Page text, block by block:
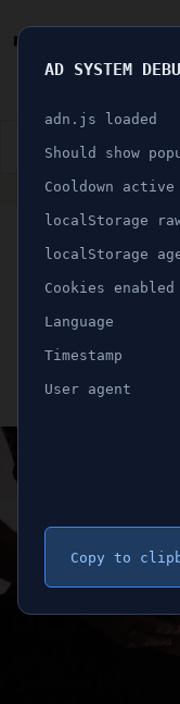
👮🏻‍♂️ BLÅLJUS
NY
att säga
Publicerad 15 maj 2022
Uppdaterad 21 juni 2026
AD SYSTEM
adn.js loaded
Should show
Cooldown active
localStorage
localStorage
Cookies enabled
Language
Timestamp
User agent
Copy to